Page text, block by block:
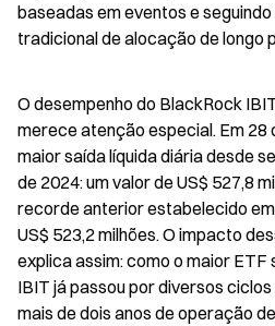
baseadas em eventos e
tradicional de alocação de longo
O desempenho do BlackRock
merece atenção especial. Em 28
maior saída líquida diária desde
de 2024: um valor de US$ 527,8
recorde anterior estabelecido
US$ 523,2 milhões. O impacto
explica assim: como o maior ETF
IBIT já passou por diversos
mais de dois anos de operação